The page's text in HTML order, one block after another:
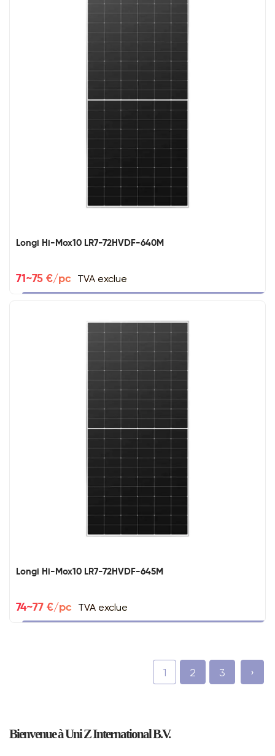
Longi Hi-Mox10 LR7-72HVDF-640M
71~75 €/pc TVA exclue
Longi Hi-Mox10 LR7-72HVDF-645M
74~77 €/pc TVA exclue
1 2 3 ›
Bienvenue à Uni Z International B.V.